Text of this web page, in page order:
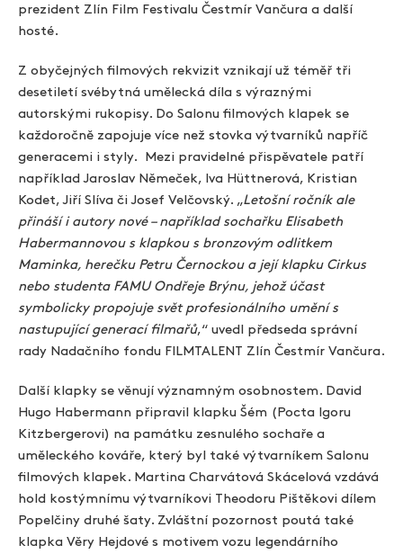
prezident Zlín Film Festivalu Čestmír Vančura a další
hosté.
Z obyčejných filmových rekvizit vznikají už téměř tři
desetiletí svébytná umělecká díla s výraznými
autorskými rukopisy. Do Salonu filmových klapek se
každoročně zapojuje více než stovka výtvarníků napříč
generacemi i styly. Mezi pravidelné přispěvatele patří
například Jaroslav Němeček, Iva Hüttnerová, Kristian
Kodet, Jiří Slíva či Josef Velčovský. „Letošní ročník ale
přináší i autory nové – například sochařku Elisabeth
Habermannovou s klapkou s bronzovým odlitkem
Maminka, herečku Petru Černockou a její klapku Cirkus
nebo studenta FAMU Ondřeje Brýnu, jehož účast
symbolicky propojuje svět profesionálního umění s
nastupující generací filmařů,“ uvedl předseda správní
rady Nadačního fondu FILMTALENT Zlín Čestmír Vančura.
Další klapky se věnují významným osobnostem. David
Hugo Habermann připravil klapku Šém (Pocta Igoru
Kitzbergerovi) na památku zesnulého sochaře a
uměleckého kováře, který byl také výtvarníkem Salonu
filmových klapek. Martina Charvátová Skácelová vzdává
hold kostýmnímu výtvarníkovi Theodoru Pištěkovi dílem
Popelčiny druhé šaty. Zvláštní pozornost poutá také
klapka Věry Hejdové s motivem vozu legendárního